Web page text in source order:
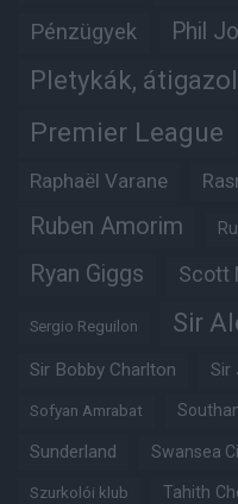
Pénzügyek Phil
Pletykák,
Premier League
Raphaël Varane
Ruben Amorim
Ryan Giggs Scott
Sergio Reguilon Sir
Sir Bobby Charlton Sir
Sofyan Amrabat
Sunderland Swansea
Szurkolói klub Tahith